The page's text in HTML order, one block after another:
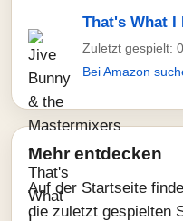
That's What I
Zuletzt gespielt:
Bei Amazon
Mehr entdecken
Auf der Startseite
die zuletzt gespielten